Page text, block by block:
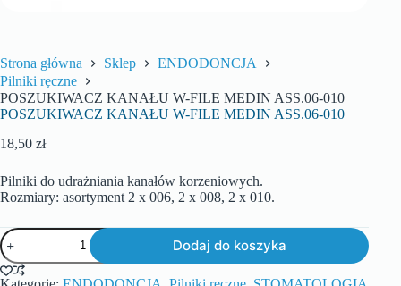
Strona główna Sklep
ENDODONCJA
Pilniki ręczne
POSZUKIWACZ KANAŁU W-FILE MEDIN ASS.06-010
POSZUKIWACZ KANAŁU W-FILE MEDIN ASS.06-010
18,50 zł
Pilniki do udrażniania kanałów korzeniowych.
Rozmiary: asortyment 2 x 006, 2 x 008, 2 x 010.
Dodaj do koszyka